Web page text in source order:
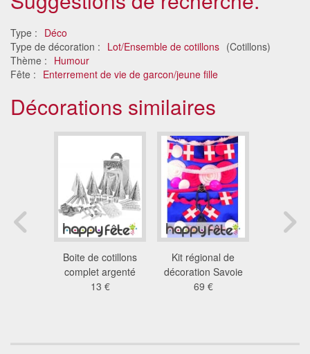
Type : Déco
Type de décoration : Lot/Ensemble de cotillons (Cotillons)
Thème : Humour
Fête : Enterrement de vie de garcon/jeune fille
Décorations similaires
Boite de cotillons
complet argenté
13 €
Kit régional de
décoration Savoie
69 €